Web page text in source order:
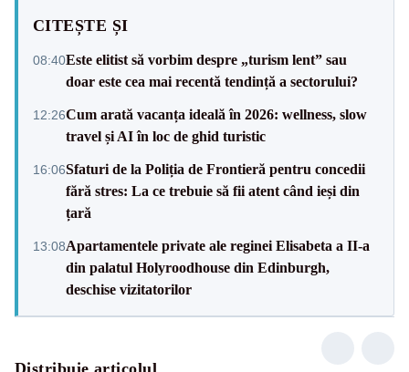
CITEȘTE ȘI
08:40Este elitist să vorbim despre „turism lent” sau
doar este cea mai recentă tendință a sectorului?
12:26Cum arată vacanța ideală în 2026: wellness, slow
travel și AI în loc de ghid turistic
16:06Sfaturi de la Poliția de Frontieră pentru concedii
fără stres: La ce trebuie să fii atent când ieși din
țară
13:08Apartamentele private ale reginei Elisabeta a II-a
din palatul Holyroodhouse din Edinburgh,
deschise vizitatorilor
Distribuie articolul